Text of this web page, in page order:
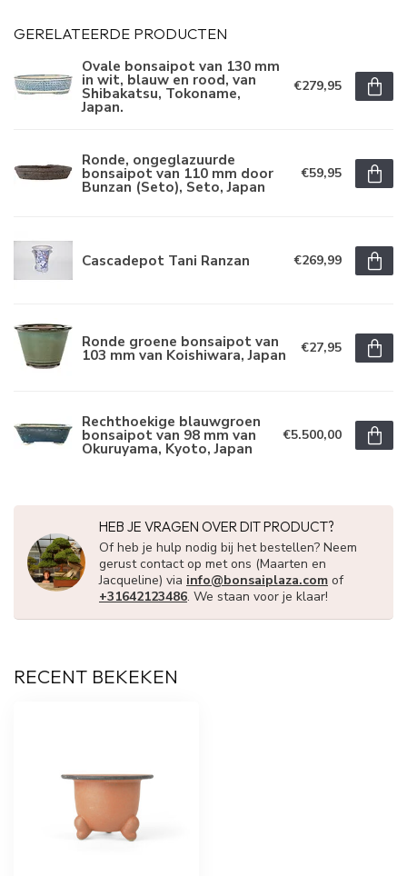
GERELATEERDE PRODUCTEN
Ovale bonsaipot van 130 mm
in wit, blauw en rood, van
Shibakatsu, Tokoname,
Japan.
€279,95
Ronde, ongeglazuurde
bonsaipot van 110 mm door
Bunzan (Seto), Seto, Japan
€59,95
Cascadepot Tani Ranzan €269,99
Ronde groene bonsaipot van
103 mm van Koishiwara, Japan €27,95
Rechthoekige blauwgroen
bonsaipot van 98 mm van
Okuruyama, Kyoto, Japan
€5.500,00
HEB JE VRAGEN OVER DIT PRODUCT?
Of heb je hulp nodig bij het bestellen? Neem
gerust contact op met ons (Maarten en
Jacqueline) via info@bonsaiplaza.com of
+31642123486. We staan voor je klaar!
RECENT BEKEKEN